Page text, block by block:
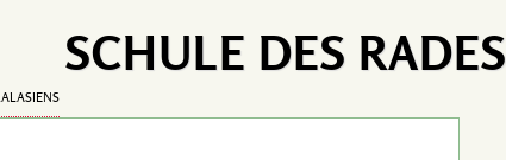
SCHULE DES RADES